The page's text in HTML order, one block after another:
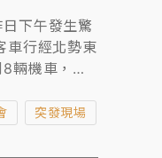
下午發生驚
車行經北勢東
輛機車，所
《毒品危害
突發現場